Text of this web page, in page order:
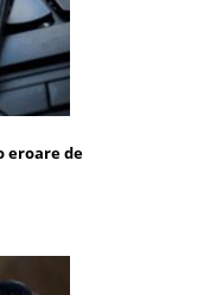
eroare de